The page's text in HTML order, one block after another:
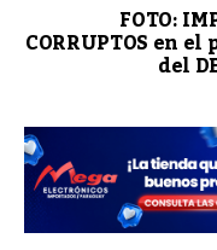
FOTO:
CORRUPTOS en
del